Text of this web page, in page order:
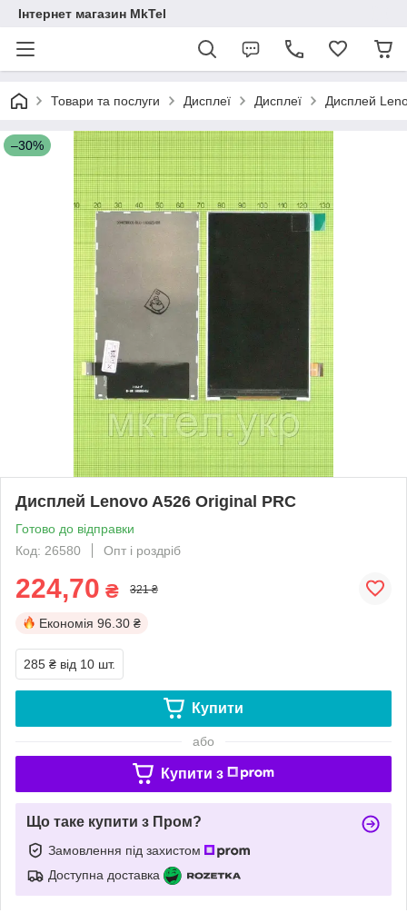
Інтернет магазин MkTel
Товари та послуги Дисплеї Дисплеї Дисплей
–30%
Дисплей Lenovo A526 Original PRC
Готово до відправки
Код: 26580
Опт і роздріб
224,70 ₴ 321 ₴
Економія 96.30 ₴
285 ₴ від 10 шт.
Купити
або
Купити з
Що таке купити з Пром?
Замовлення під захистом
Доступна доставка